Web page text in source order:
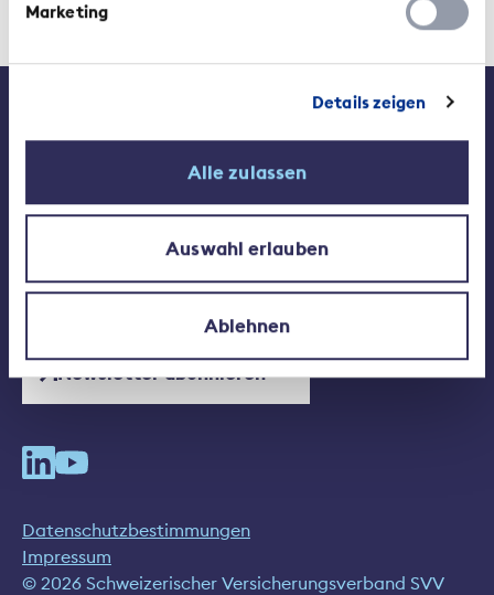
Marketing
Details zeigen
Alle zulassen
Auswahl erlauben
Ablehnen
Schweizerischer Versicherungsverband SVV
Conrad-Ferdinand-Meyer-Strasse 14
8002 Zürich
Newsletter abonnieren
Datenschutzbestimmungen
Impressum
© 2026 Schweizerischer Versicherungsverband SVV